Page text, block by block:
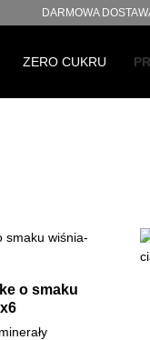
DARMOWA
ZERO CUKRU
o smaku